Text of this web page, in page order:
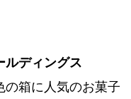
ルディングス
の箱に人気のお菓子